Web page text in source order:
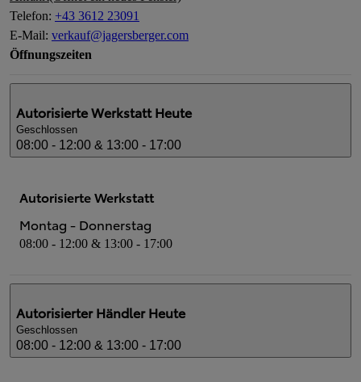
Telefon: +43 3612 23091
E-Mail: verkauf@jagersberger.com
Öffnungszeiten
Autorisierte Werkstatt Heute
Geschlossen
08:00 - 12:00 & 13:00 - 17:00
Autorisierte Werkstatt
Montag - Donnerstag
08:00 - 12:00 & 13:00 - 17:00
Autorisierter Händler Heute
Geschlossen
08:00 - 12:00 & 13:00 - 17:00